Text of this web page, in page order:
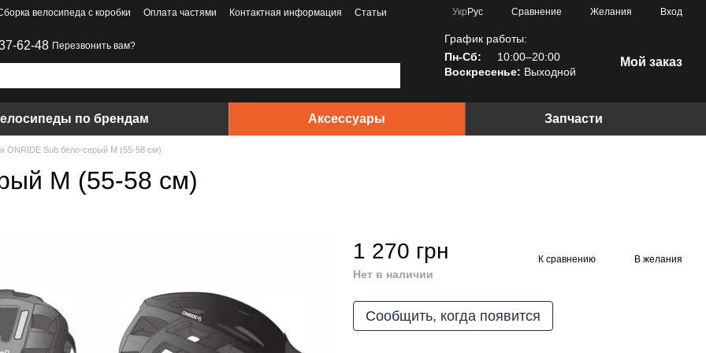
велосипеда с коробки Оплата частями Контактная информация
Статьи
Укр Рус Сравнение Желания Вход
62-48 Перезвонить вам?
График работы:
Пн-Сб:
10:00–20:00
Воскресенье: Выходной
Мой заказ
по брендам Аксессуары Запчасти
ONRIDE Sub бело-серый M (55-58 см)
M (55-58 см)
1 270 грн
Нет в наличии
К сравнению В желания
Сообщить, когда появится